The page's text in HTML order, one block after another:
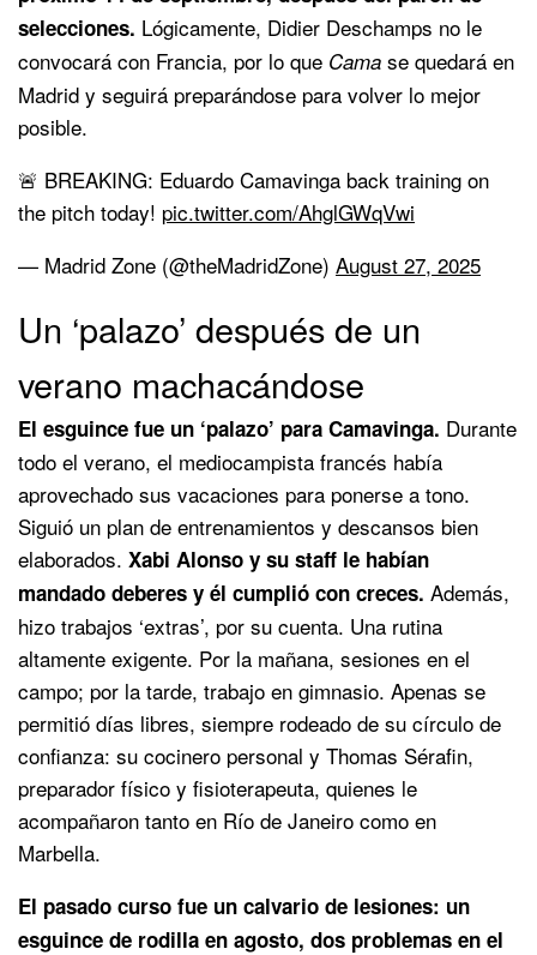
selecciones. Lógicamente, Didier Deschamps no le
convocará con Francia, por lo que Cama se quedará en
Madrid y seguirá preparándose para volver lo mejor
posible.
🚨 BREAKING: Eduardo Camavinga back training on
the pitch today! pic.twitter.com/AhglGWqVwi
— Madrid Zone (@theMadridZone) August 27, 2025
Un ‘palazo’ después de un
verano machacándose
El esguince fue un ‘palazo’ para Camavinga. Durante
todo el verano, el mediocampista francés había
aprovechado sus vacaciones para ponerse a tono.
Siguió un plan de entrenamientos y descansos bien
elaborados. Xabi Alonso y su staff le habían
mandado deberes y él cumplió con creces. Además,
hizo trabajos ‘extras’, por su cuenta. Una rutina
altamente exigente. Por la mañana, sesiones en el
campo; por la tarde, trabajo en gimnasio. Apenas se
permitió días libres, siempre rodeado de su círculo de
confianza: su cocinero personal y Thomas Sérafin,
preparador físico y fisioterapeuta, quienes le
acompañaron tanto en Río de Janeiro como en
Marbella.
El pasado curso fue un calvario de lesiones: un
esguince de rodilla en agosto, dos problemas en el